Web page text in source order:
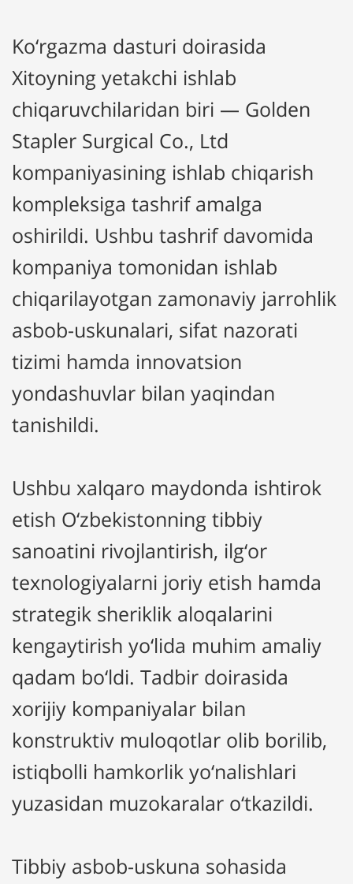
Ko‘rgazma dasturi doirasida
Xitoyning yetakchi ishlab
chiqaruvchilaridan biri — Golden
Stapler Surgical Co., Ltd
kompaniyasining ishlab chiqarish
kompleksiga tashrif amalga
oshirildi. Ushbu tashrif davomida
kompaniya tomonidan ishlab
chiqarilayotgan zamonaviy jarrohlik
asbob-uskunalari, sifat nazorati
tizimi hamda innovatsion
yondashuvlar bilan yaqindan
tanishildi.
Ushbu xalqaro maydonda ishtirok
etish O‘zbekistonning tibbiy
sanoatini rivojlantirish, ilg‘or
texnologiyalarni joriy etish hamda
strategik sheriklik aloqalarini
kengaytirish yo‘lida muhim amaliy
qadam bo‘ldi. Tadbir doirasida
xorijiy kompaniyalar bilan
konstruktiv muloqotlar olib borilib,
istiqbolli hamkorlik yo‘nalishlari
yuzasidan muzokaralar o‘tkazildi.
Tibbiy asbob-uskuna sohasida